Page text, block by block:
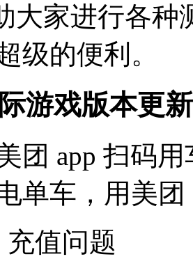
大家进行各
级的便利。
际游戏版本更
团 app 扫码
单车，用美
充值问题